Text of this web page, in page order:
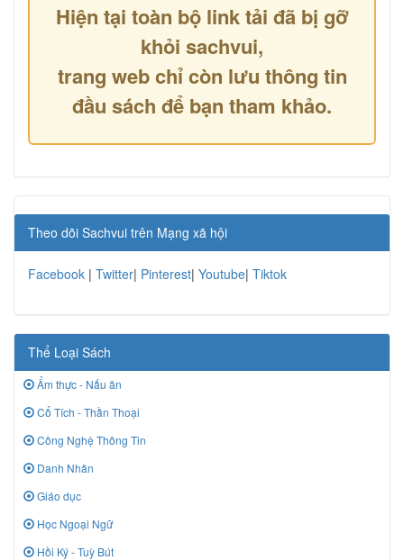
Hiện tại toàn bộ link tải đã bị gỡ
khỏi sachvui,
trang web chỉ còn lưu thông tin
đầu sách để bạn tham khảo.
Theo dõi Sachvui trên Mạng xã hội
Facebook | Twitter| Pinterest| Youtube| Tiktok
Thể Loại Sách
Ẩm thực - Nấu ăn
Cổ Tích - Thần Thoại
Công Nghệ Thông Tin
Danh Nhân
Giáo dục
Học Ngoại Ngữ
Hồi Ký - Tuỳ Bút